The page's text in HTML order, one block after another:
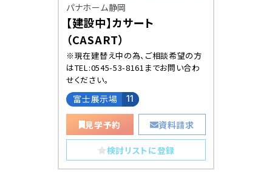
パナホーム静岡
【建設中】カサート
（CASART）
※現在建替え中の為、ご相談希望の方
はTEL:0545-53-8161までお問い合わ
せください。
富士展示場 11
見学予約 資料請求
検討リストに登録